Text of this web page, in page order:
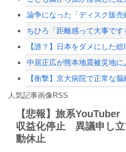
ちひろ「距離感って大事です
【誰？】日本をダメにした
中居正広が熊本地震被災地
寺田心さん(18)、筋トレした
8/4のニュース
人気記事画像RSS
【悲報】旅系YouTuber
収益化停止 異議申し立
動休止